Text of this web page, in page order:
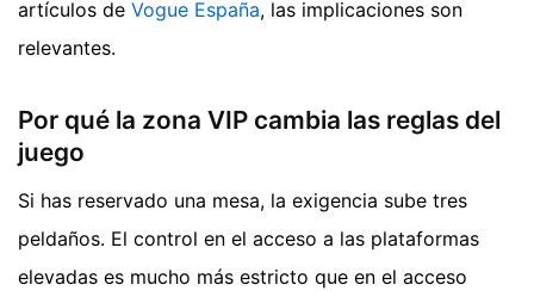
artículos de Vogue España, las implicaciones son
relevantes.
Por qué la zona VIP cambia las reglas del
juego
Si has reservado una mesa, la exigencia sube tres
peldaños. El control en el acceso a las plataformas
elevadas es mucho más estricto que en el acceso